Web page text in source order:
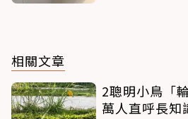
相關文章
2聰明小鳥「
萬人直呼長知